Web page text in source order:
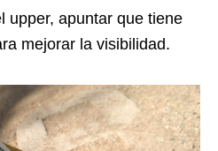
upper, apuntar que tiene
mejorar la visibilidad.